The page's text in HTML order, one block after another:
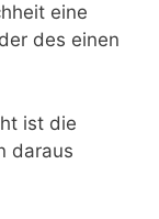
eine
des einen
ist die
daraus